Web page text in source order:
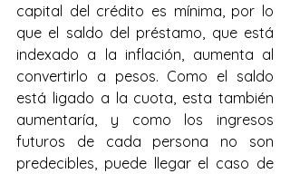
capital del crédito es mínima, por lo
que el saldo del préstamo, que está
indexado a la inflación, aumenta al
convertirlo a pesos. Como el saldo
está ligado a la cuota, esta también
aumentaría, y como los ingresos
futuros de cada persona no son
predecibles, puede llegar el caso de